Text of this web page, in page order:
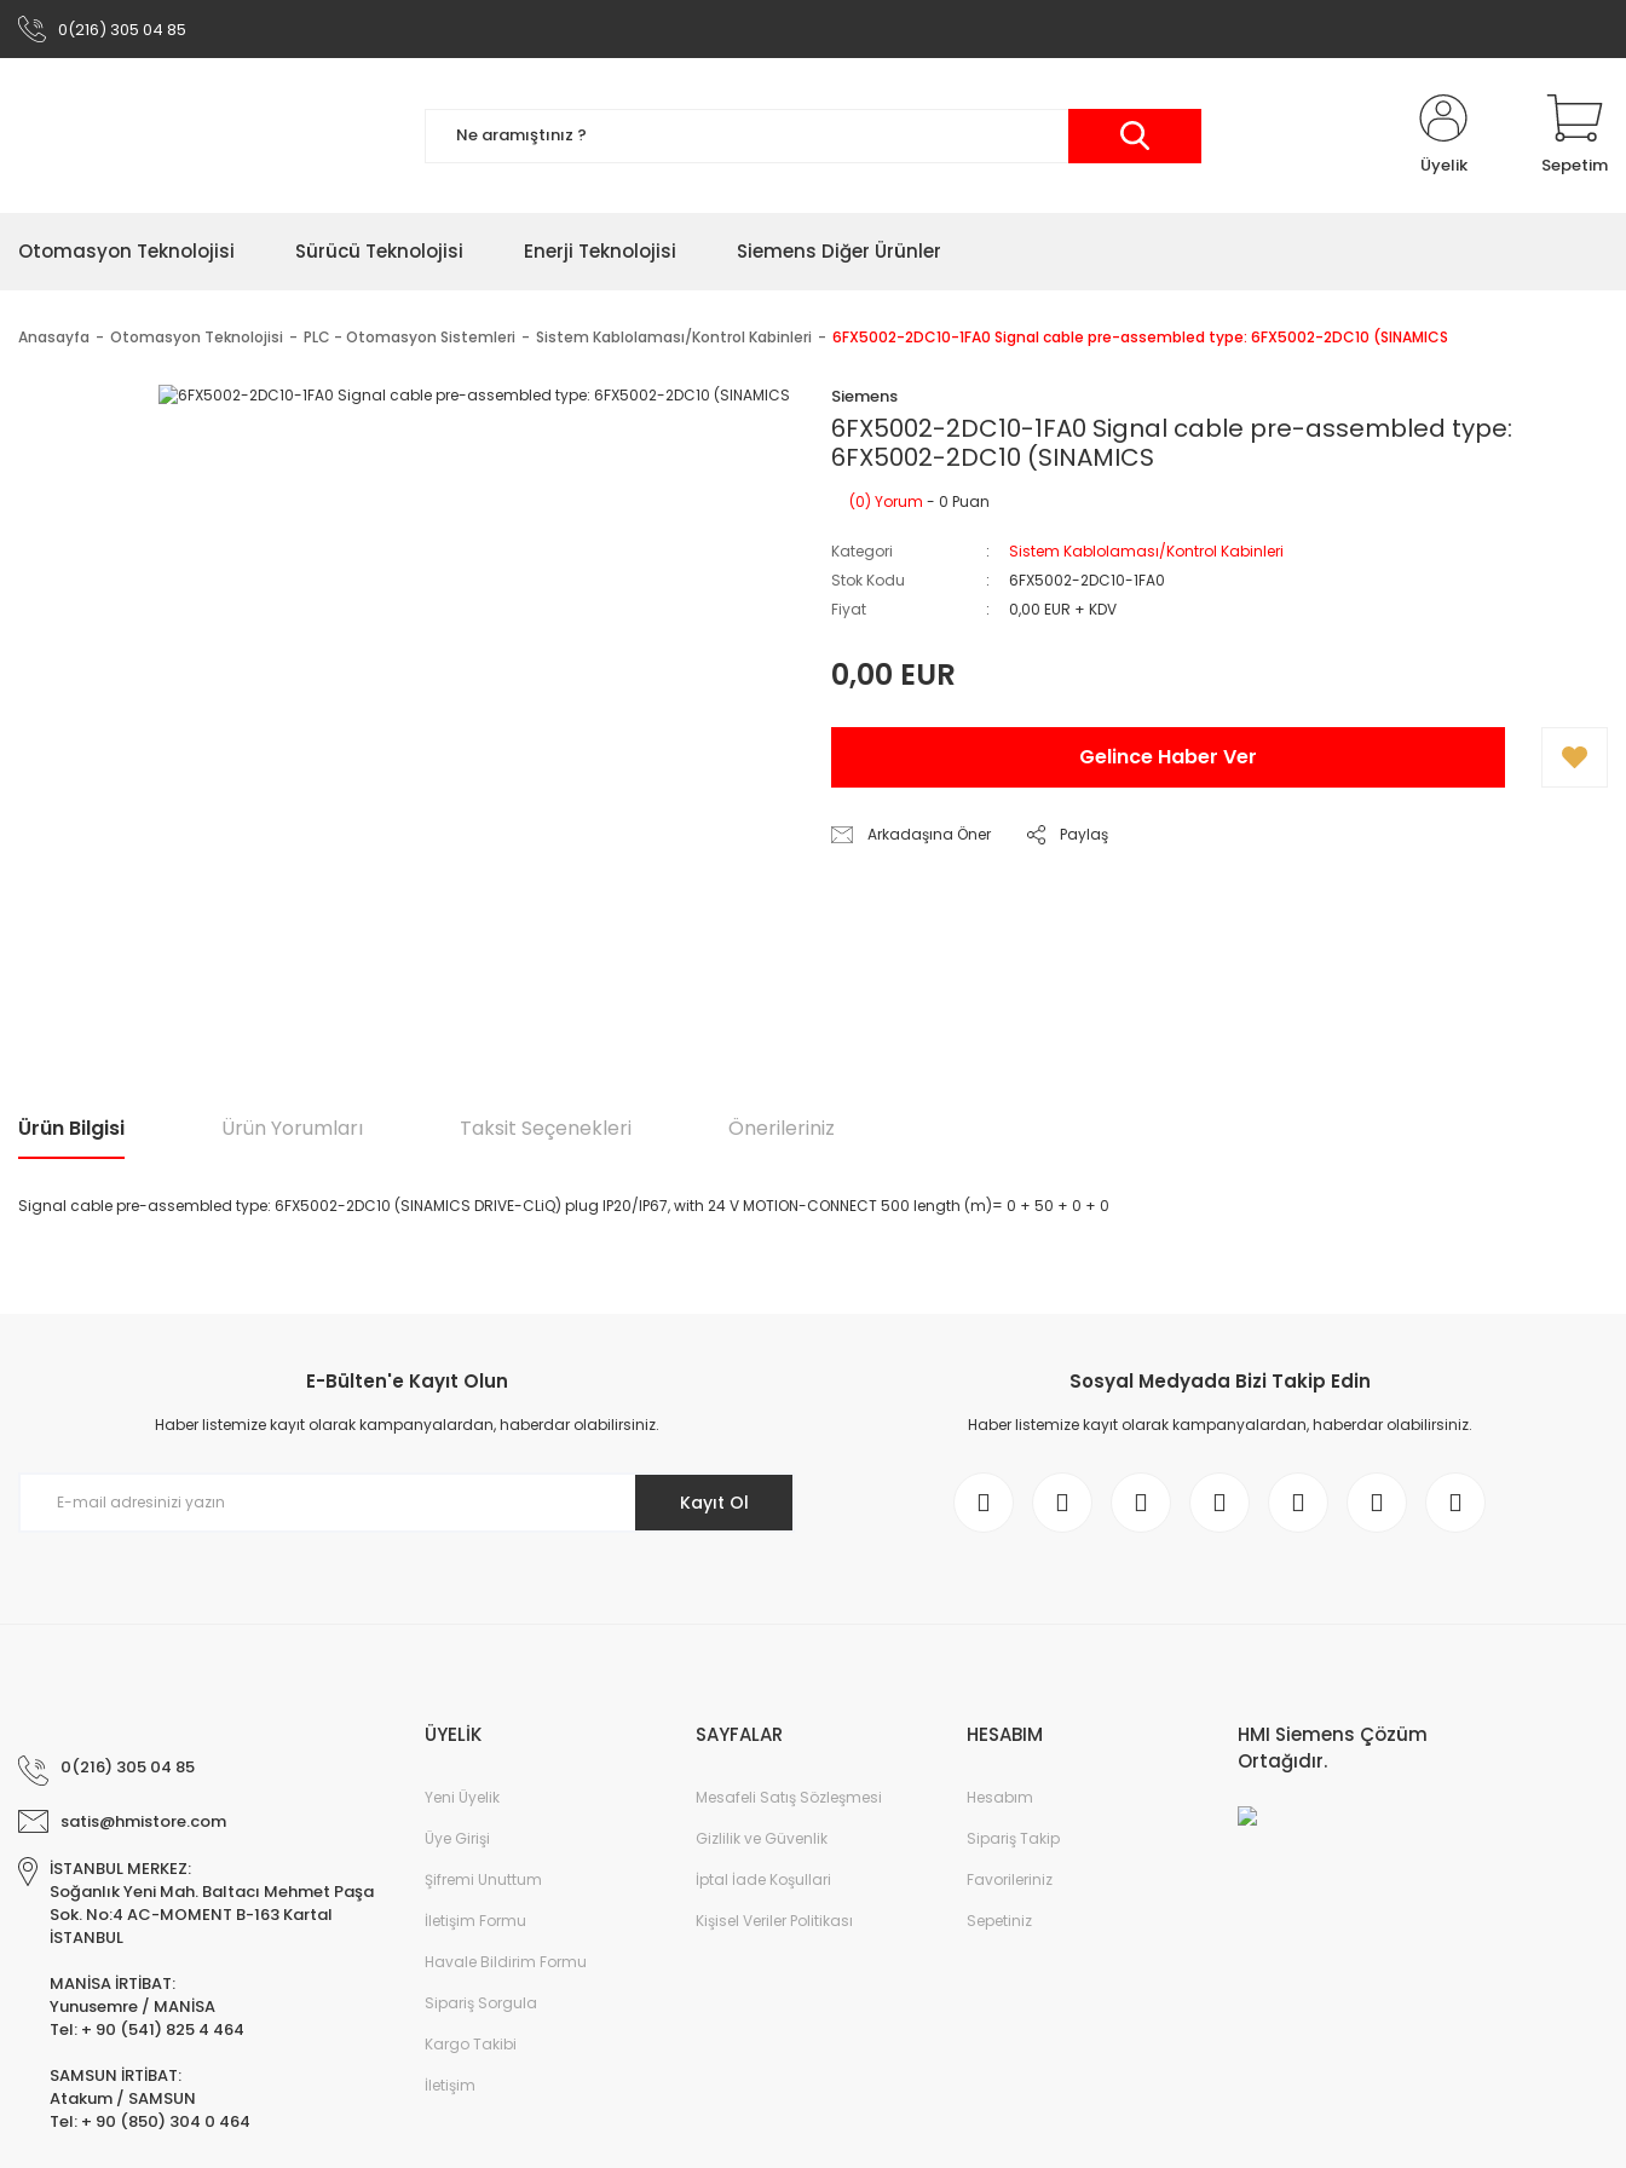
0(216) 305 04 85
Üyelik Sepetim
Otomasyon Teknolojisi Sürücü Teknolojisi Enerji Teknolojisi Siemens Diğer Ürünler
Anasayfa Otomasyon Teknolojisi PLC - Otomasyon Sistemleri Sistem Kablolaması/Kontrol Kabinleri 6FX5002-2DC10-1FA0 Signal cable pre-assembled type: 6FX5002-2DC10 (SINAMICS
Siemens
6FX5002-2DC10-1FA0 Signal cable pre-assembled type:
6FX5002-2DC10 (SINAMICS
(0) Yorum - 0 Puan
Kategori
Sistem Kablolaması/Kontrol Kabinleri
Stok Kodu
6FX5002-2DC10-1FA0
Fiyat
0,00 EUR + KDV
0,00 EUR
Gelince Haber Ver
Arkadaşına Öner Paylaş
Ürün Bilgisi Ürün Yorumları Taksit Seçenekleri Önerileriniz
Signal cable pre-assembled type: 6FX5002-2DC10 (SINAMICS DRIVE-CLiQ) plug IP20/IP67, with 24 V MOTION-CONNECT 500 length (m)= 0 + 50 + 0 + 0
Ürün resmi kalitesiz, bozuk veya görüntülenemiyor.
Ürün açıklamasında eksik bilgiler bulunuyor.
E-Bülten'e Kayıt Olun
Haber listemize kayıt olarak kampanyalardan, haberdar olabilirsiniz.
Kayıt Ol
Sosyal Medyada Bizi Takip Edin
Haber listemize kayıt olarak kampanyalardan, haberdar olabilirsiniz.
0(216) 305 04 85
satis@hmistore.com
İSTANBUL MERKEZ:
Soğanlık Yeni Mah. Baltacı Mehmet Paşa
Sok. No:4 AC-MOMENT B-163 Kartal
İSTANBUL
MANİSA İRTİBAT:
Yunusemre / MANİSA
Tel: + 90 (541) 825 4 464
SAMSUN İRTİBAT:
Atakum / SAMSUN
Tel: + 90 (850) 304 0 464
ÜYELİK
Yeni Üyelik
Üye Girişi
Şifremi Unuttum
İletişim Formu
Havale Bildirim Formu
Sipariş Sorgula
Kargo Takibi
İletişim
SAYFALAR
Mesafeli Satış Sözleşmesi
Gizlilik ve Güvenlik
İptal İade Koşullari
Kişisel Veriler Politikası
HESABIM
Hesabım
Sipariş Takip
Favorileriniz
Sepetiniz
HMI Siemens Çözüm
Ortağıdır.